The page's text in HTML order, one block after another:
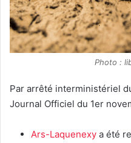
Photo :
Par arrêté interministériel
Journal Officiel du 1er
Ars-Laquenexy a été